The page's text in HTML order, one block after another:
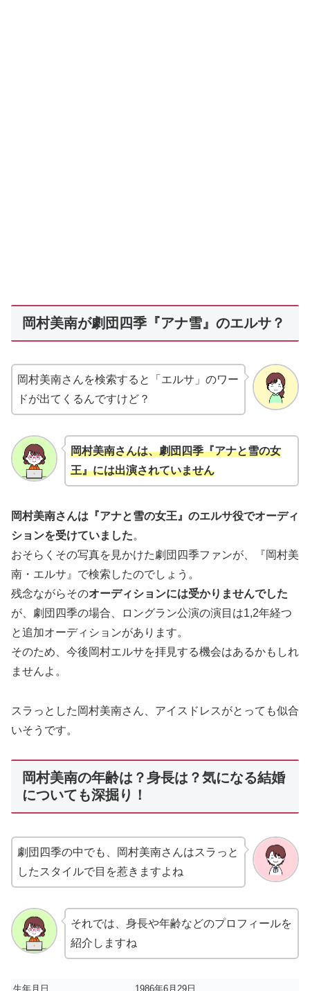
岡村美南が劇団四季『アナ雪』のエルサ？
岡村美南さんを検索すると「エルサ」のワー
ドが出てくるんですけど？
岡村美南さんは、劇団四季『アナと雪の女
王』には出演されていません
岡村美南さんは『アナと雪の女王』のエルサ役でオーディ
ションを受けていました。
おそらくその写真を見かけた劇団四季ファンが、『岡村美
南・エルサ』で検索したのでしょう。
残念ながらそのオーディションには受かりませんでした
が、劇団四季の場合、ロングラン公演の演目は1,2年経つ
と追加オーディションがあります。
そのため、今後岡村エルサを拝見する機会はあるかもしれ
ませんよ。
スラっとした岡村美南さん、アイスドレスがとっても似合
いそうです。
岡村美南の年齢は？身長は？気になる結婚
についても深掘り！
劇団四季の中でも、岡村美南さんはスラっと
したスタイルで目を惹きますよね
それでは、身長や年齢などのプロフィールを
紹介しますね
生年月日 1986年6月29日